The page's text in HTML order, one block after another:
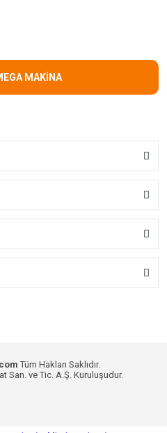
MAKİNA
Tüm Hakları Saklıdır.
San. ve Tic. A.Ş. Kuruluşudur.